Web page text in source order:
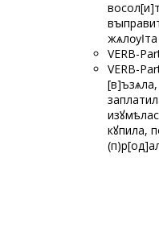
жѧлѹӏта
VERB-
VERB-
изꙋ
кꙋпила,